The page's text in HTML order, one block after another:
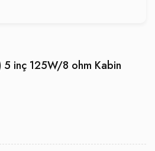
5 inç 125W/8 ohm Kabin